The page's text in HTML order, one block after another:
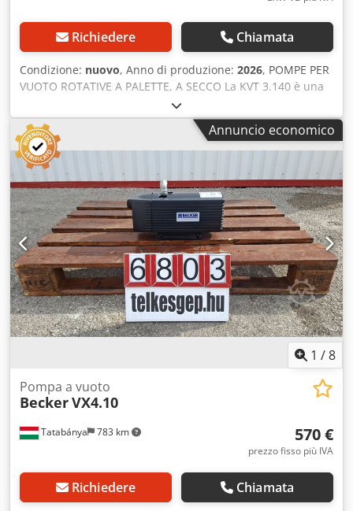
Richiedere Chiamata
Condizione: nuovo, Anno di produzione: 2026, POMPE PER
VUOTO ROTATIVE A PALETTE, A SECCO La KVT 3.140 è una
pompa volumetrica a secco per vuoto spinto, progettata
per il funzionamento continuo. Utilizza palette
autolubrificanti in materiale composito di grafite e richiede
solo una manutenzione minima e nessun cambio d'olio.
Funzionamento al 100% a secco (senza olio) Dedpfx Akstt
Ixdo Dewa Lunga durata delle palette Progettato per il
funzionamento continuo SPECIFICHE Portata 50 Hz 129
m³/h Vuoto assoluto 50 Hz 100 mbar Potenza 50 Hz 4,0 kW
Livello sonoro 50 Hz 76,0 dB(A) Portata 60 Hz 154 m³/h
Vuoto assoluto 60 Hz 200 mbar Potenza 60 Hz 4,8 kW
Livello sonoro 60 Hz 79,0 dB(A) Peso 78 kg senza motore
Annuncio economico
1 /8
Tatabánya 783 km
Pompa a vuoto
BeckerVX4.10
570 €
prezzo fisso più IVA
Richiedere Chiamata